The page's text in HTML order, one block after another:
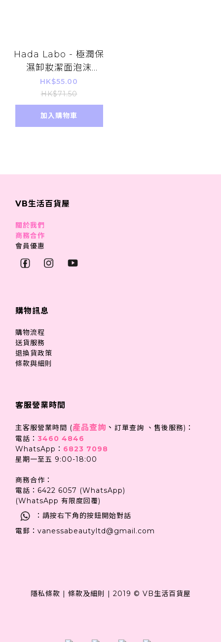
Hada Labo - 極潤保
濕卸妝潔面泡沫
140ml (補充裝)
HK$55.00
HK$71.50
加入購物車
VB生活百貨屋
關於我們
商務合作
會員優惠
購物訊息
購物流程
送貨服務
退換貨政策
條款與細則
客服營業時間
主客服營業時間 (產品查詢 、 訂單查詢 、售後服務)：
電話： 3460 4846
WhatsApp： 6823 7098
星期一至五 9:00-18:00
商務合作：
電話：6422 6057 (WhatsApp)
(WhatsApp 有限度回覆)
：請按右下角的按鈕開始對話
電郵：vanessabeautyltd@gmail.com
隱私條款 | 條款及細則 | 2019 © VB生活百貨屋